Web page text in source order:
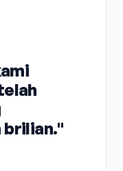
brilian."